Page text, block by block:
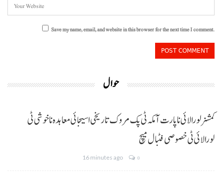
Save my name, email, and website in this browser for the next time I comment.
حوال
کمشنر لورالائی نا پارت آ مکہ ٹی پک مروک تاریخی اسیجائی معاہدہ نا خوشی ٹی
لورالائی ٹی خصوصی فٹبال میچ
16 minutes ago 0